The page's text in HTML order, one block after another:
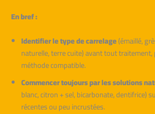
En bref :
Identifier le type de carrelage(émaillé,
naturelle, terre cuite) avant tout
méthode compatible.
Commencer toujours par les solutions
blanc, citron + sel, bicarbonate, dentifrice)
récentes ou peu incrustées.